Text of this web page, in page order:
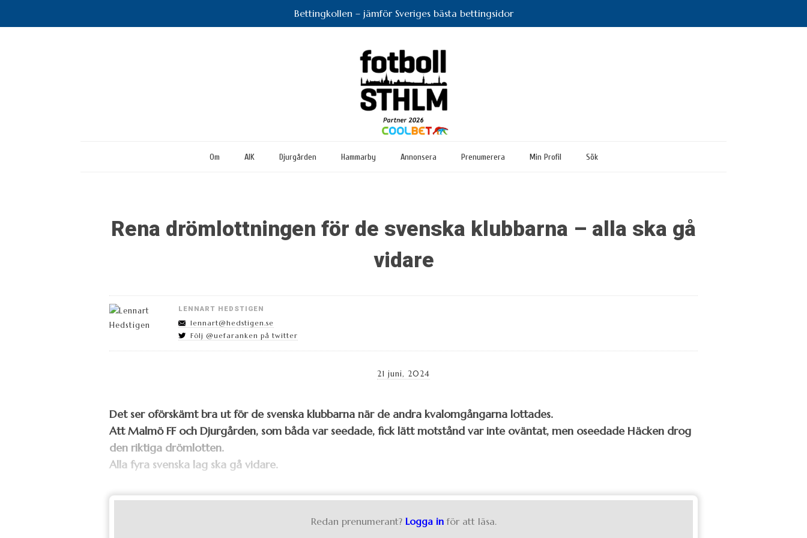
Bettingkollen – jämför Sveriges bästa bettingsidor
Om AIK Djurgården Hammarby Annonsera Prenumerera Min Profil Sök
Rena drömlottningen för de svenska klubbarna – alla ska gå
vidare
LENNART HEDSTIGEN
lennart@hedstigen.se
Följ @uefaranken på twitter
21 juni, 2024
Det ser oförskämt bra ut för de svenska klubbarna när de andra kvalomgångarna lottades.
Att Malmö FF och Djurgården, som båda var seedade, fick lätt motstånd var inte oväntat, men oseedade Häcken drog
den riktiga drömlotten.
Alla fyra svenska lag ska gå vidare.
Redan prenumerant? Logga in för att läsa.